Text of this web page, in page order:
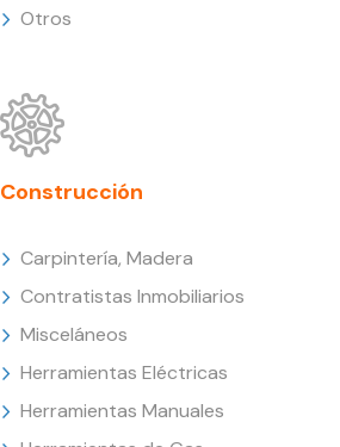
Otros
Construcción
Carpintería, Madera
Contratistas Inmobiliarios
Misceláneos
Herramientas Eléctricas
Herramientas Manuales